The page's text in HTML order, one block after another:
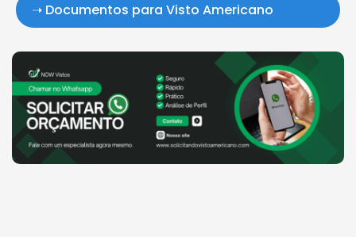
➝ Documentos para Visto Americano